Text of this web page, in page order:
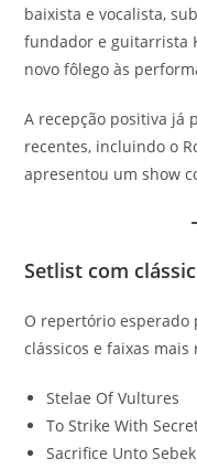
baixista e vocalista,
fundador e guitarrista
novo fôlego às
A recepção positiva já
recentes, incluindo o
apresentou um show
Setlist com
O repertório esperado
clássicos e faixas
Stelae Of Vultures
To Strike With
Sacrifice Unto Sebek